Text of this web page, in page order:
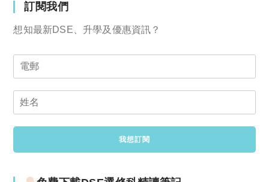
訂閱我們
想知最新DSE、升學及優惠資訊？